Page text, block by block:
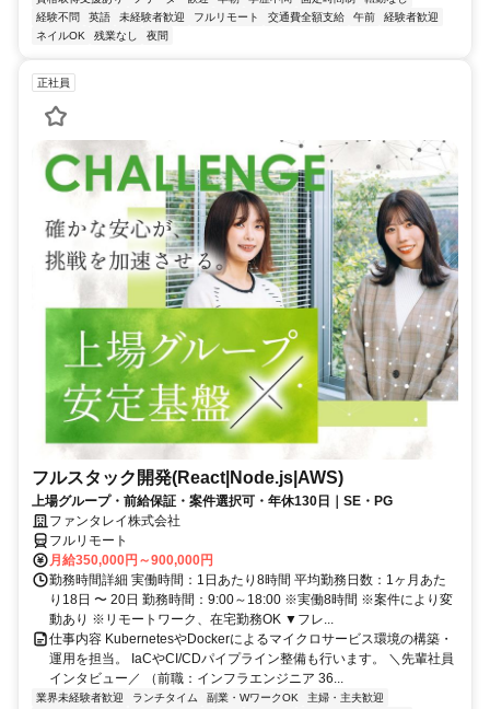
経験不問
英語 未経験者歓迎 フルリモート 交通費全額支給 午前
経験者歓迎
ネイルOK
残業なし 夜間
正社員
フルスタック開発(React|Node.js|AWS)
上場グループ・前給保証・案件選択可・年休130日｜SE・PG
ファンタレイ株式会社
フルリモート
月給350,000円～900,000円
勤務時間詳細 実働時間：1日あたり8時間 平均勤務日数：1ヶ月あた
り18日 〜 20日 勤務時間：9:00～18:00 ※実働8時間 ※案件により変
動あり ※リモートワーク、在宅勤務OK ▼フレ...
仕事内容 KubernetesやDockerによるマイクロサービス環境の構築・
運用を担当。 IaCやCI/CDパイプライン整備も行います。 ＼先輩社員
インタビュー／ （前職：インフラエンジニア 36...
業界未経験者歓迎 ランチタイム 副業・WワークOK
主婦・主夫歓迎